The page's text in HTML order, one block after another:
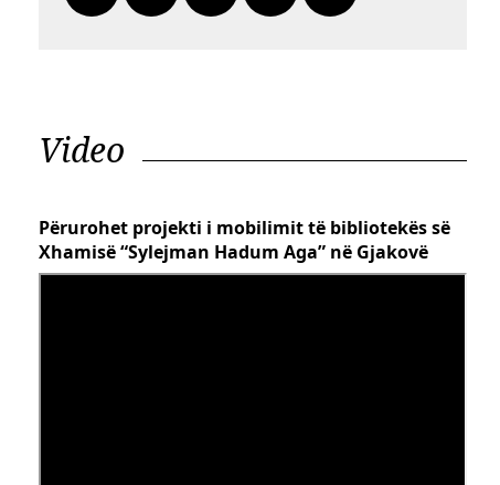
Video
Përurohet projekti i mobilimit të bibliotekës së
Xhamisë “Sylejman Hadum Aga” në Gjakovë